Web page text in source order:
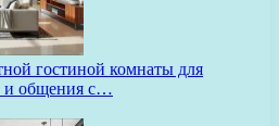
гостиной комнаты для
и общения с…